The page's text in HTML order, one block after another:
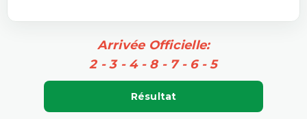
Arrivée Officielle:
2 - 3 - 4 - 8 - 7 - 6 - 5
Résultat